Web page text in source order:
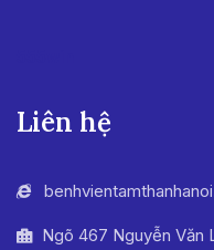
Liên hệ
Ngõ 467 Nguyễn Văn